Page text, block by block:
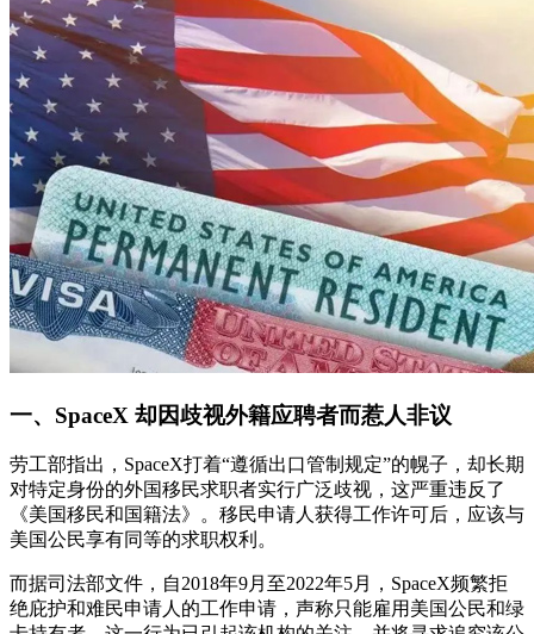
一、SpaceX 却因歧视外籍应聘者而惹人非议
劳工部指出，SpaceX打着“遵循出口管制规定”的幌子，却长期
对特定身份的外国移民求职者实行广泛歧视，这严重违反了
《美国移民和国籍法》。移民申请人获得工作许可后，应该与
美国公民享有同等的求职权利。
而据司法部文件，自2018年9月至2022年5月，SpaceX频繁拒
绝庇护和难民申请人的工作申请，声称只能雇用美国公民和绿